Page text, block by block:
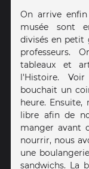
On arrive
musée sont
divisés en petit
professeurs.
tableaux et
l'Histoire.
bouchait un
heure.
libre afin de
manger avant
nourrir, nous
une
sandwichs. La